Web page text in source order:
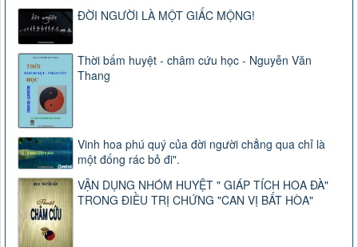
ĐỜI NGƯỜI LÀ MỘT GIẤC MỘNG!
Thời bấm huyệt - châm cứu học - Nguyễn Văn
Thang
Vinh hoa phú quý của đời người chẳng qua chỉ là
một đống rác bỏ đi".
VẬN DỤNG NHÓM HUYỆT " GIÁP TÍCH HOA ĐÀ"
TRONG ĐIỀU TRỊ CHỨNG "CAN VỊ BẤT HÒA"